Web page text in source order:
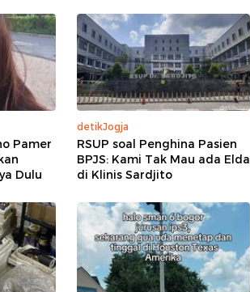
Pamer
Dulu
detikJogja
RSUP soal Penghina Pasien
BPJS: Kami Tak Mau ada Elda
di Klinis Sardjito